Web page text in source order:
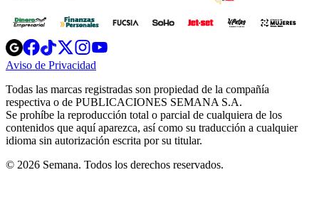
Opens
in
new
Opens
in
new
Opens
in
new
window
Opens
new
windowwindow
Aviso de Privacidad
new
window
Todas las marcas registradas son propiedad de la compañía
respectiva o de PUBLICACIONES SEMANA S.A.
Se prohíbe la reproducción total o parcial de cualquiera de los
contenidos que aquí aparezca, así como su traducción a cualquier
idioma sin autorización escrita por su titular.
© 2026 Semana. Todos los derechos reservados.